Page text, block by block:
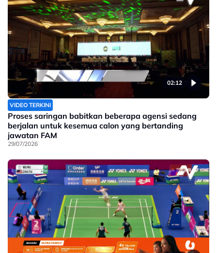
02:12
VIDEO TERKINI
Proses saringan babitkan beberapa agensi sedang
berjalan untuk kesemua calon yang bertanding
jawatan FAM
29/07/2026